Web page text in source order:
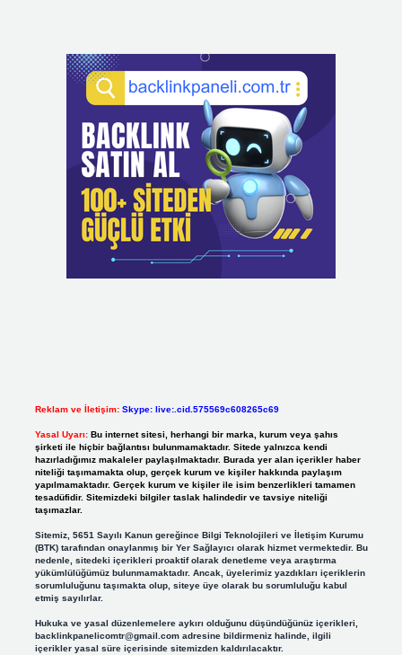
Reklam ve İletişim: Skype: live:.cid.575569c608265c69
Yasal Uyarı: Bu internet sitesi, herhangi bir marka, kurum veya şahıs
şirketi ile hiçbir bağlantısı bulunmamaktadır. Sitede yalnızca kendi
hazırladığımız makaleler paylaşılmaktadır. Burada yer alan içerikler haber
niteliği taşımamakta olup, gerçek kurum ve kişiler hakkında paylaşım
yapılmamaktadır. Gerçek kurum ve kişiler ile isim benzerlikleri tamamen
tesadüfidir. Sitemizdeki bilgiler taslak halindedir ve tavsiye niteliği
taşımazlar.
Sitemiz, 5651 Sayılı Kanun gereğince Bilgi Teknolojileri ve İletişim Kurumu
(BTK) tarafından onaylanmış bir Yer Sağlayıcı olarak hizmet vermektedir. Bu
nedenle, sitedeki içerikleri proaktif olarak denetleme veya araştırma
yükümlülüğümüz bulunmamaktadır. Ancak, üyelerimiz yazdıkları içeriklerin
sorumluluğunu taşımakta olup, siteye üye olarak bu sorumluluğu kabul
etmiş sayılırlar.
Hukuka ve yasal düzenlemelere aykırı olduğunu düşündüğünüz içerikleri,
backlinkpanelicomtr@gmail.comadresine bildirmeniz halinde, ilgili
içerikler yasal süre içerisinde sitemizden kaldırılacaktır.